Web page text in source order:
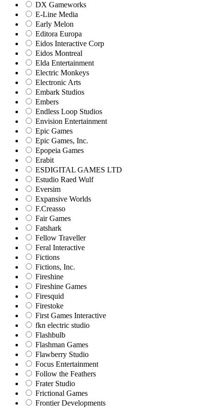
DX Gameworks
E-Line Media
Early Melon
Editora Europa
Eidos Interactive Corp
Eidos Montreal
Elda Entertainment
Electric Monkeys
Electronic Arts
Embark Studios
Embers
Endless Loop Studios
Envision Entertainment
Epic Games
Epic Games, Inc.
Epopeia Games
Erabit
ESDIGITAL GAMES LTD
Estudio Raed Wulf
Eversim
Expansive Worlds
F.Creasso
Fair Games
Fatshark
Fellow Traveller
Feral Interactive
Fictions
Fictions, Inc.
Fireshine
Fireshine Games
Firesquid
Firestoke
First Games Interactive
fkn electric studio
Flashbulb
Flashman Games
Flawberry Studio
Focus Entertainment
Follow the Feathers
Frater Studio
Frictional Games
Frontier Developments